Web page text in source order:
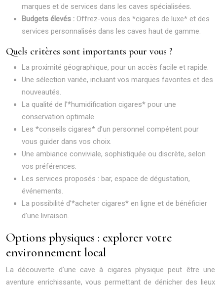
marques et de services dans les caves spécialisées.
Budgets élevés : Offrez-vous des *cigares de luxe* et des
services personnalisés dans les caves haut de gamme.
Quels critères sont importants pour vous ?
La proximité géographique, pour un accès facile et rapide.
Une sélection variée, incluant vos marques favorites et des
nouveautés.
La qualité de l’*humidification cigares* pour une
conservation optimale.
Les *conseils cigares* d’un personnel compétent pour
vous guider dans vos choix.
Une ambiance conviviale, sophistiquée ou discrète, selon
vos préférences.
Les services proposés : bar, espace de dégustation,
événements.
La possibilité d’*acheter cigares* en ligne et de bénéficier
d’une livraison.
Options physiques : explorer votre
environnement local
La découverte d’une cave à cigares physique peut être une
aventure enrichissante, vous permettant de dénicher des lieux